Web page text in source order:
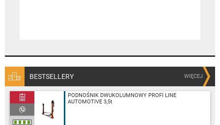
BESTSELLERY WIĘCEJ
PODNOŚNIK DWUKOLUMNOWY PROFI LINE
AUTOMOTIVE 3,5t